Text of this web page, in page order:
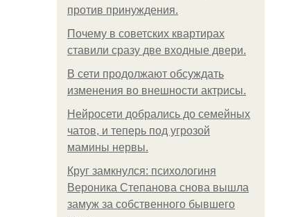
против принуждения.
Почему в советских квартирах
ставили сразу две входные двери.
В сети продолжают обсуждать
изменения во внешности актрисы.
Нейросети добрались до семейных
чатов, и теперь под угрозой
мамины нервы.
Круг замкнулся: психологиня
Вероника Степанова снова вышла
замуж за собственного бывшего